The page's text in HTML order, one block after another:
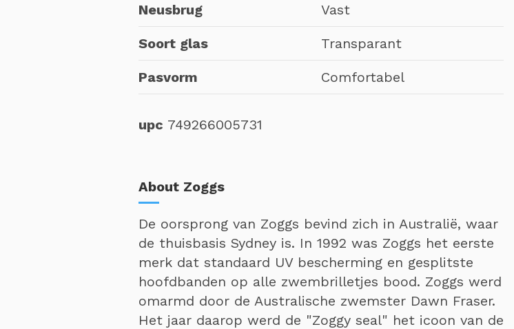
Neusbrug Vast
Soort glas Transparant
Pasvorm Comfortabel
upc 749266005731
About Zoggs
De oorsprong van Zoggs bevind zich in Australië, waar
de thuisbasis Sydney is. In 1992 was Zoggs het eerste
merk dat standaard UV bescherming en gesplitste
hoofdbanden op alle zwembrilletjes bood. Zoggs werd
omarmd door de Australische zwemster Dawn Fraser.
Het jaar daarop werd de "Zoggy seal" het icoon van de